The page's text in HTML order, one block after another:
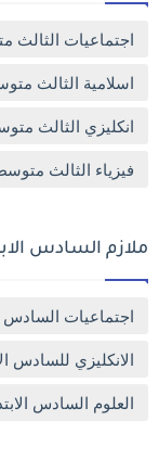
اجتماعيات الثالث
اسلامية الثالث
انكليزي الثالث
فيزياء الثالث
ملازم السادس
اجتماعيات السادس
الانكليزي للسادس
العلوم السادس